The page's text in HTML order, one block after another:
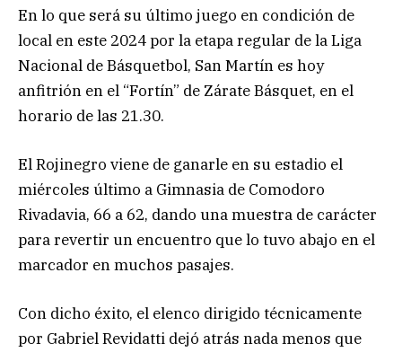
En lo que será su último juego en condición de
local en este 2024 por la etapa regular de la Liga
Nacional de Básquetbol, San Martín es hoy
anfitrión en el “Fortín” de Zárate Básquet, en el
horario de las 21.30.
El Rojinegro viene de ganarle en su estadio el
miércoles último a Gimnasia de Comodoro
Rivadavia, 66 a 62, dando una muestra de carácter
para revertir un encuentro que lo tuvo abajo en el
marcador en muchos pasajes.
Con dicho éxito, el elenco dirigido técnicamente
por Gabriel Revidatti dejó atrás nada menos que